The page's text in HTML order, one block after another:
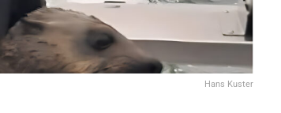
Hans Kuster